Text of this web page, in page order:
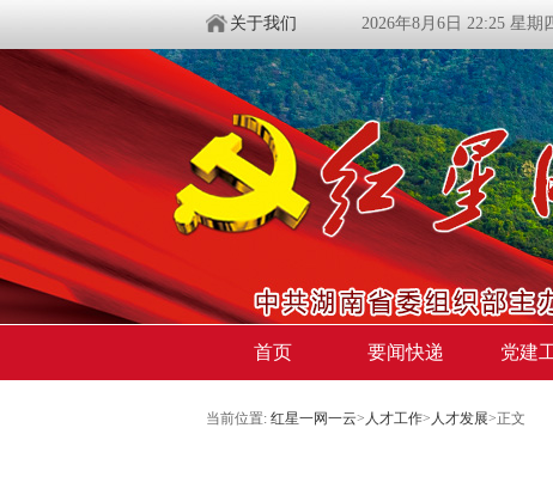
关于我们 2026年8月6日 22:25 星期
首页 要闻快递 党建
当前位置: 红星一网一云> 人才工作> 人才发展>正文